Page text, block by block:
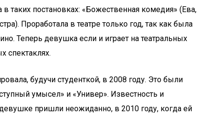
таких постановках: «Божественная комедия» (Ева,
Проработала в театре только год, так как была
Теперь девушка если и играет на театральных
спектаклях.
будучи студенткой, в 2008 году. Это были
умысел» и «Универ». Известность и
пришли неожиданно, в 2010 году, когда ей